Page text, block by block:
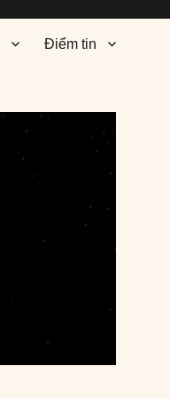
Điểm tin